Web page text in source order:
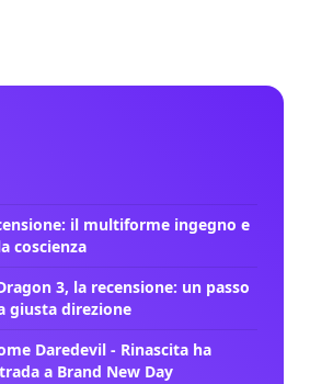
il multiforme ingegno e
coscienza
3, la recensione: un passo
giusta direzione
Daredevil - Rinascita ha
a Brand New Day